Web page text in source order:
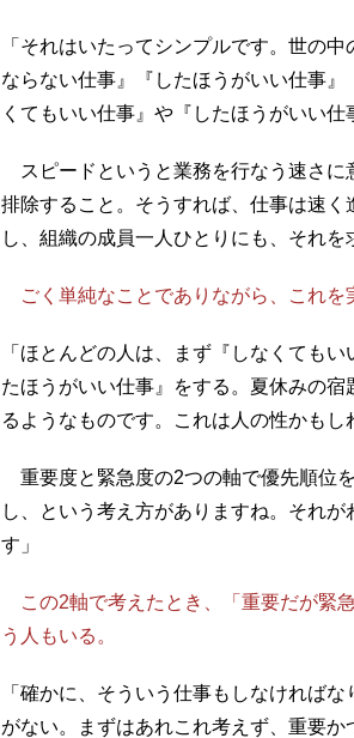
「それはいたってシンプルです。世の
ならない仕事』『したほうがいい仕事
くてもいい仕事』や『したほうがいい仕
スピードというと業務を行なう速さに
排除すること。そうすれば、仕事は速
し、組織の成員一人ひとりにも、それを
ごく単純なことでありながら、これを
「ほとんどの人は、まず『しなくても
たほうがいい仕事』をする。夏休みの
るようなものです。これは人の性かもし
重要度と緊急度の2つの軸で優先順位
し、という考え方がありますね。それ
す」
この2軸で考えたとき、「重要だが緊
う人もいる。
「確かに、そういう仕事もしなければ
がない。まずはあれこれ考えず、重要